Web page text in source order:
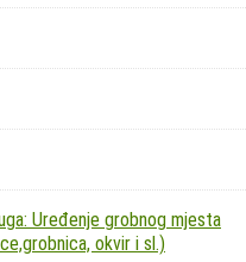
Uređenje grobnog mjesta
okvir i sl.)